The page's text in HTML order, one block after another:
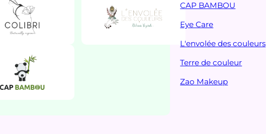
CAP BAMBOU
Eye Care
L'envolée des couleurs
Terre de couleur
Zao Makeup